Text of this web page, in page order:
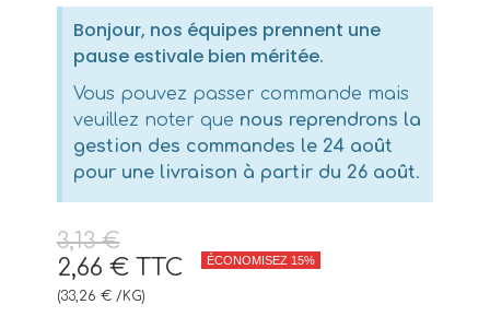
Bonjour, nos équipes prennent une
pause estivale bien méritée.
Vous pouvez passer commande mais
veuillez noter que nous reprendrons la
gestion des commandes le 24 août
pour une livraison à partir du 26 août.
3,13 €
2,66 € TTC ÉCONOMISEZ 15%
(33,26 € /KG)